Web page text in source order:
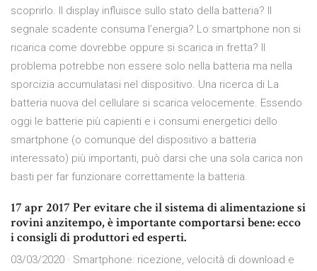
scoprirlo. Il display influisce sullo stato della batteria? Il
segnale scadente consuma l’energia? Lo smartphone non si
ricarica come dovrebbe oppure si scarica in fretta? Il
problema potrebbe non essere solo nella batteria ma nella
sporcizia accumulatasi nel dispositivo. Una ricerca di La
batteria nuova del cellulare si scarica velocemente. Essendo
oggi le batterie più capienti e i consumi energetici dello
smartphone (o comunque del dispositivo a batteria
interessato) più importanti, può darsi che una sola carica non
basti per far funzionare correttamente la batteria.
17 apr 2017 Per evitare che il sistema di alimentazione si
rovini anzitempo, è importante comportarsi bene: ecco
i consigli di produttori ed esperti.
03/03/2020 · Smartphone: ricezione, velocità di download e